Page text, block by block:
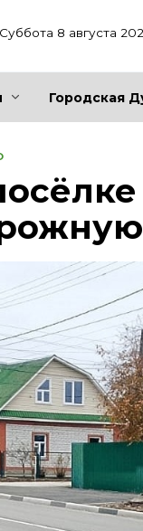
Суббота 8 августа
Городская